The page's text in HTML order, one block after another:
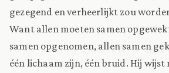
gezegend en verheerlijkt zou
Want allen moeten samen
samen opgenomen, allen samen
één lichaam zijn, één bruid. Hij wijst